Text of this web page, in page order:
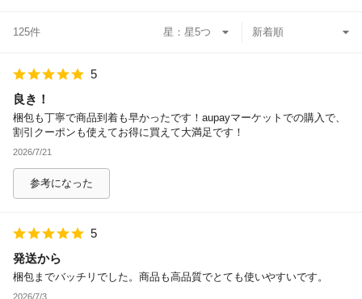
125件 星：
5
良き！
梱包も丁寧で商品到着も早かったです！aupayマーケットでの購入で、
割引クーポンも使えてお得に買えて大満足です！
2026/7/21
参考になった
5
発送から
梱包までバッチリでした。商品も高品質でとても使いやすいです。
2026/7/3
除外ワード